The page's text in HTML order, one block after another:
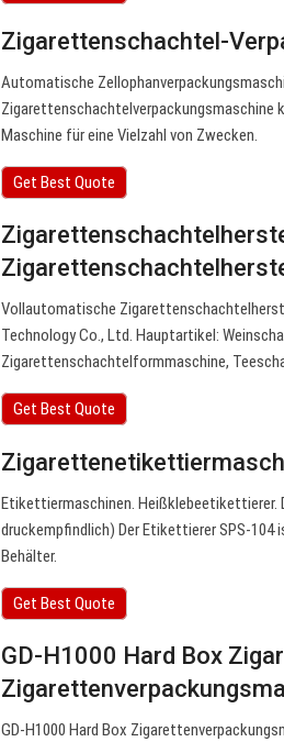
Zigarettenschachtel-
Automatische
Zigarettenschachtelverpackungsmaschine
Maschine für eine Vielzahl von Zwecken.
Get Best Quote
Vollautomatische
Technology Co., Ltd. Hauptartikel:
Zigarettenschachtelformmaschine,
Get Best Quote
Etikettiermaschinen.
druckempfindlich) Der Etikettierer SPS-
Behälter.
Get Best Quote
GD-H1000 Hard Box
GD-H1000 Hard Box